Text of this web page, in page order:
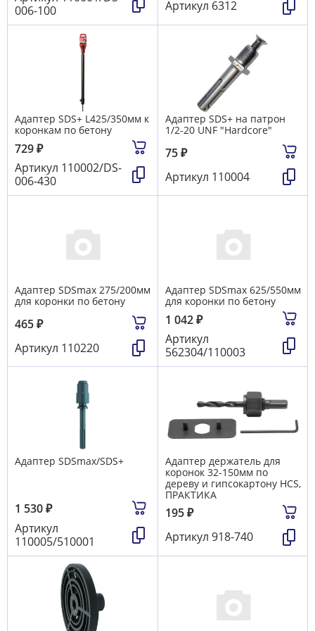
Резьбонарезные наборы 8
Сверла742
Фрезы по дереву
Чашки алмазные, заточные алмазные круги
Щетки графитовые
Электроды, проволока, держаки, угольники магнитные
Электроинструмент MAKITA - принадлежности и
Электроинструмент Белмаш - принадлежности и
расходники26
006-100
Артикул 6312
Адаптер SDS+ L425/350мм к
коронкам по бетону
729₽
Артикул 110002/DS-
006-430
Адаптер SDS+ на патрон
1/2-20 UNF "Hardcore"
75₽
Артикул 110004
Адаптер SDSmax 275/200мм
для коронки по бетону
465₽
Артикул 110220
Адаптер SDSmax 625/550мм
для коронки по бетону
1 042₽
Артикул
562304/110003
Адаптер SDSmax/SDS+
1 530₽
Артикул
110005/510001
Адаптер держатель для
коронок 32-150мм по
дереву и гипсокартону HCS,
ПРАКТИКА
195₽
Артикул 918-740